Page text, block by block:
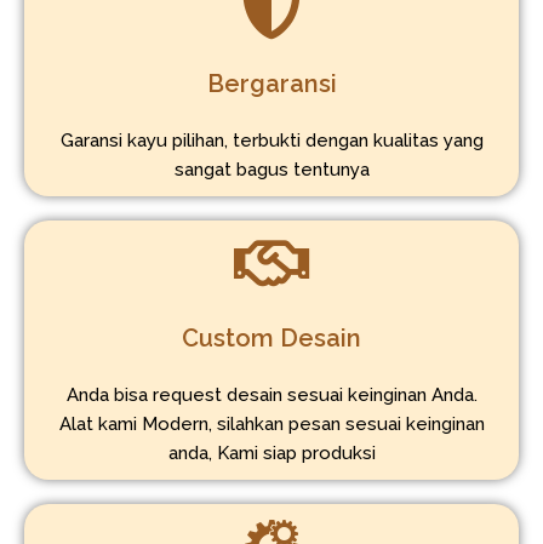
Bergaransi
Garansi kayu pilihan, terbukti dengan kualitas yang
sangat bagus tentunya
Custom Desain
Anda bisa request desain sesuai keinginan Anda.
Alat kami Modern, silahkan pesan sesuai keinginan
anda, Kami siap produksi